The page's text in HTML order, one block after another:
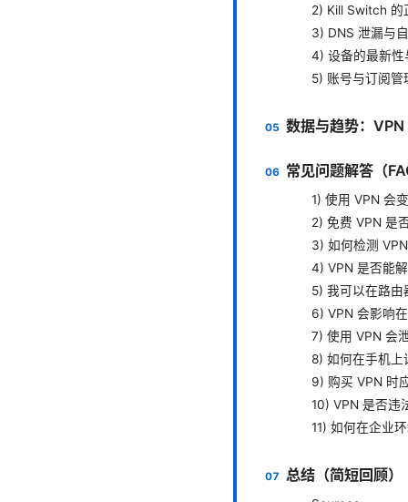
2) Kill Switch 的
3) DNS 泄漏与
4) 设备的最新性
5) 账号与订阅管
数据与趋势：
常见问题解答（
1) 使用 VPN 会变
2) 免费 VPN 是
3) 如何检测
4) VPN 是否能
5) 我可以在路由
6) VPN 会影响在
7) 使用 VPN 会
8) 如何在手机上
9) 购买 VPN 时
10) VPN 是否违
11) 如何在企业
总结（简短回顾）